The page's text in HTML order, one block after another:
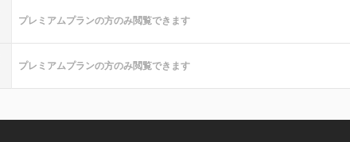
プレミアムプランの方のみ閲覧できます
プレミアムプランの方のみ閲覧できます